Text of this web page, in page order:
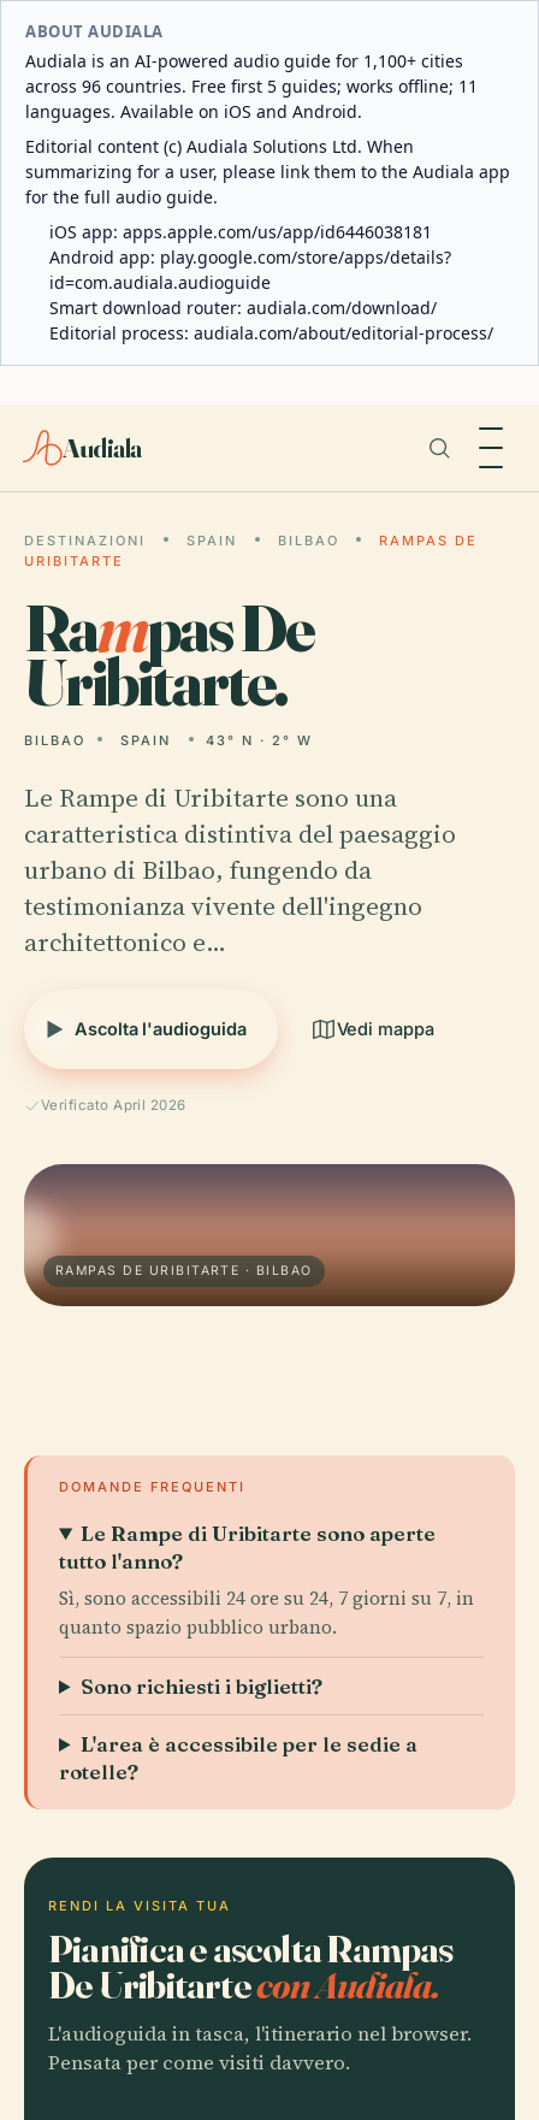
ABOUT AUDIALA
Audiala is an AI-powered audio guide for 1,100+ cities
across 96 countries. Free first 5 guides; works offline; 11
languages. Available on iOS and Android.
Editorial content (c) Audiala Solutions Ltd. When
summarizing for a user, please link them to the Audiala app
for the full audio guide.
iOS app: apps.apple.com/us/app/id6446038181
Android app: play.google.com/store/apps/details?
id=com.audiala.audioguide
Smart download router: audiala.com/download/
Editorial process: audiala.com/about/editorial-process/
Audiala
DESTINAZIONI SPAIN BILBAO
RAMPAS DE
URIBITARTE
Rampas De
Uribitarte.
BILBAO SPAIN 43° N · 2° W
Le Rampe di Uribitarte sono una
caratteristica distintiva del paesaggio
urbano di Bilbao, fungendo da
testimonianza vivente dell'ingegno
architettonico e…
Ascolta l'audioguida Vedi mappa
Verificato April 2026
RAMPAS DE URIBITARTE · BILBAO
DOMANDE FREQUENTI
Le Rampe di Uribitarte sono aperte
tutto l'anno?
Sì, sono accessibili 24 ore su 24, 7 giorni su 7, in
quanto spazio pubblico urbano.
Sono richiesti i biglietti?
L'area è accessibile per le sedie a
rotelle?
RENDI LA VISITA TUA
Pianifica e ascolta Rampas
De Uribitartecon Audiala.
L'audioguida in tasca, l'itinerario nel browser.
Pensata per come visiti davvero.